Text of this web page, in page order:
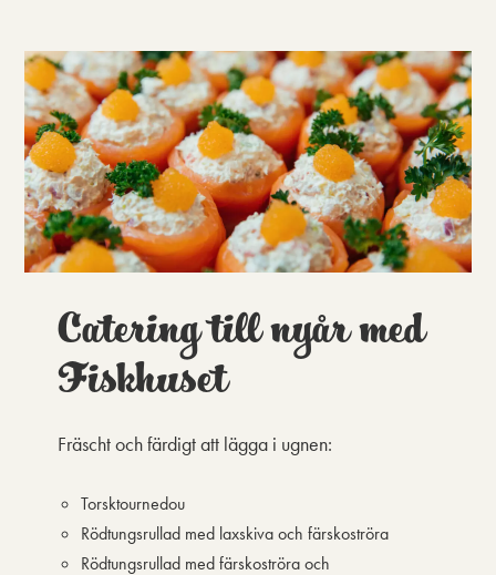
Catering till nyår med
Fiskhuset
Fräscht och färdigt att lägga i ugnen:
Torsktournedou
Rödtungsrullad med laxskiva och färskoströra
Rödtungsrullad med färskoströra och